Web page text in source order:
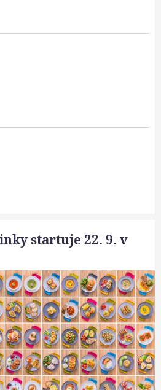
startuje 22. 9. v